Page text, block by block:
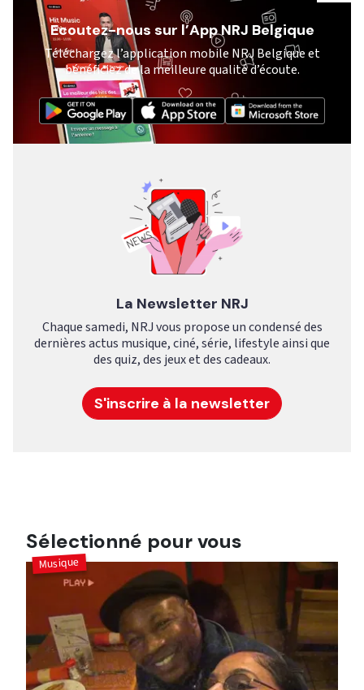
Ecoutez-nous sur l’App NRJ Belgique
Téléchargez l’application mobile NRJ Belgique et
bénéficiez de la meilleure qualité d’écoute.
La Newsletter NRJ
Chaque samedi, NRJ vous propose un condensé des
dernières actus musique, ciné, série, lifestyle ainsi que
des quiz, des jeux et des cadeaux.
S'inscrire à la newsletter
Sélectionné pour vous
Musique